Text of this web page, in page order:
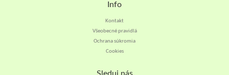
Info
Kontakt
Všeobecné pravidlá
Ochrana súkromia
Cookies